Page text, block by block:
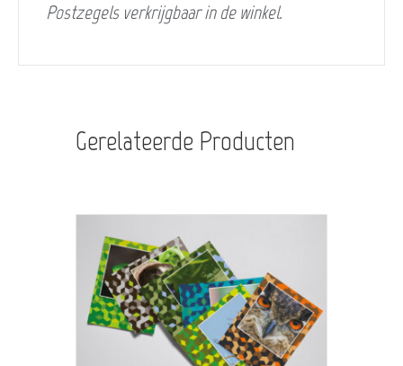
Postzegels verkrijgbaar in de winkel.
Gerelateerde Producten